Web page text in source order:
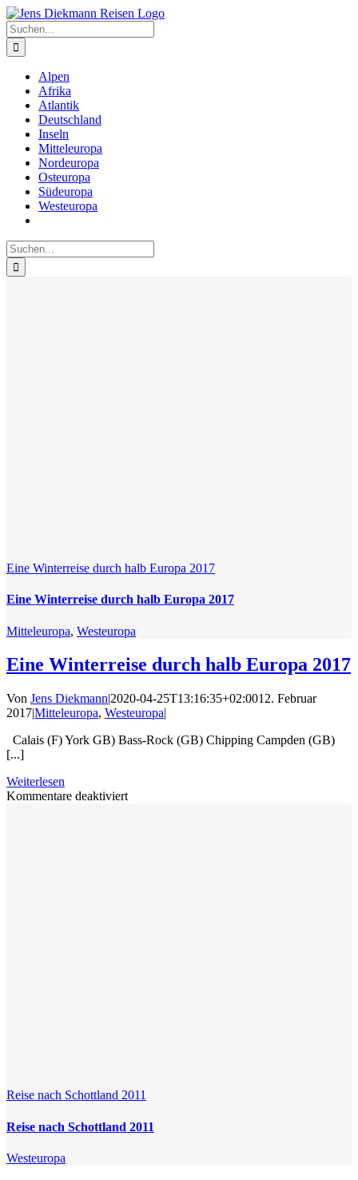
Zum
Inhalt
springen
Suche
nach:
Alpen
Afrika
Atlantik
Deutschland
Inseln
Mitteleuropa
Nordeuropa
Osteuropa
Südeuropa
Westeuropa
Suche
nach:
Eine Winterreise durch halb Europa 2017
Eine Winterreise durch halb Europa 2017
Mitteleuropa, Westeuropa
Eine Winterreise durch halb Europa 2017
Von Jens Diekmann|2020-04-25T13:16:35+02:0012. Februar
2017|Mitteleuropa, Westeuropa|
Calais (F) York GB) Bass-Rock (GB) Chipping Campden (GB)
[...]
Weiterlesen
Kommentare deaktiviertfür
Reise nach Schottland 2011
Reise nach Schottland 2011
Westeuropa